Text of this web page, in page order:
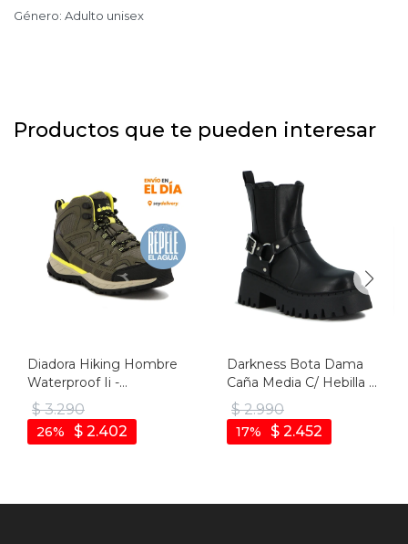
Género: Adulto unisex
Productos que te pueden interesar
Diadora Hiking Hombre
Waterproof Ii -
Verde/negro - Verde-
negro
$ 3.290
$ 2.402
26
Darkness Bota Dama
Caña Media C/ Hebilla Y
Elastico - Negro
$ 2.990
$ 2.452
17